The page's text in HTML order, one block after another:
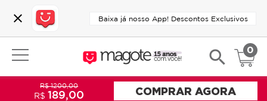
close Baixa já nosso App! Descontos Exclusivos
search 0
R$ 1200,00
R$189,00 COMPRAR AGORA